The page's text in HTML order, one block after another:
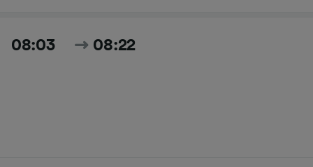
08:03 08:22